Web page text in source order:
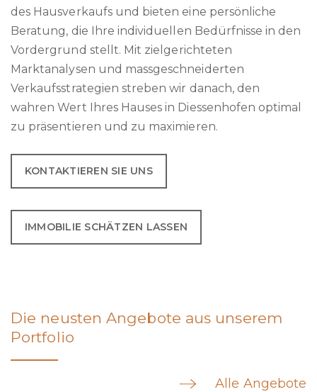
des Hausverkaufs und bieten eine persönliche
Beratung, die Ihre individuellen Bedürfnisse in den
Vordergrund stellt. Mit zielgerichteten
Marktanalysen und massgeschneiderten
Verkaufsstrategien streben wir danach, den
wahren Wert Ihres Hauses in Diessenhofen optimal
zu präsentieren und zu maximieren.
KONTAKTIEREN SIE UNS
IMMOBILIE SCHÄTZEN LASSEN
Die neusten Angebote aus unserem
Portfolio
Alle Angebote